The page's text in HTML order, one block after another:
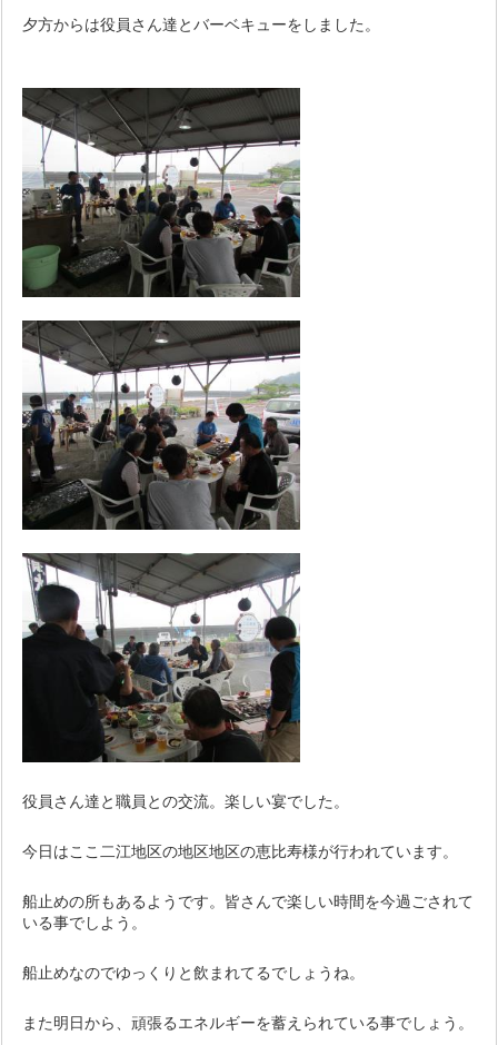
夕方からは役員さん達とバーベキューをしました。
役員さん達と職員との交流。楽しい宴でした。
今日はここ二江地区の地区地区の恵比寿様が行われています。
船止めの所もあるようです。皆さんで楽しい時間を今過ごされて
いる事でしよう。
船止めなのでゆっくりと飲まれてるでしょうね。
また明日から、頑張るエネルギーを蓄えられている事でしょう。